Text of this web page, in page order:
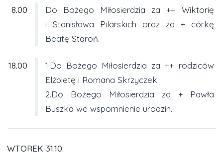
8.00
Do Bożego Miłosierdzia za ++ Wiktorię
i Stanisława Pilarskich oraz za + córkę
Beatę Staroń.
18.00
1.Do Bożego Miłosierdzia za ++ rodziców
Elżbietę i Romana Skrzyczek.
2.Do Bożego Miłosierdzia za + Pawła
Buszka we wspomnienie urodzin.
WTOREK 31.10.